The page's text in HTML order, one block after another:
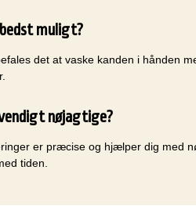
muligt?
det at vaske kanden i hånden
nøjagtige?
er præcise og hjælper dig med
tiden.